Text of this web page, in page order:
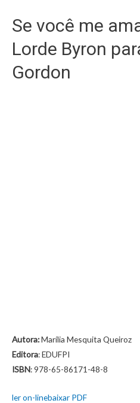
Se você me
Lorde Byron
Gordon
Autora:Marília Mesquita Queiroz
Editora: EDUFPI
ISBN: 978-65-86171-48-8
ler on-linebaixar PDF